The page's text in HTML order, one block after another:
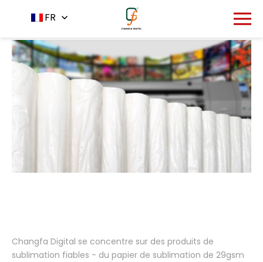
FR
Accueil
Changfa Digital se concentre sur des produits de
sublimation fiables - du papier de sublimation de 29gsm